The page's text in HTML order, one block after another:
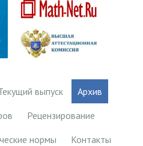
выпуск
Архив
Рецензирование
нормы Контакты